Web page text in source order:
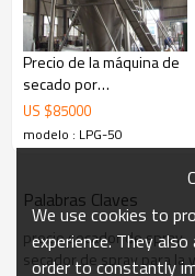
Precio de la máquina de
secado por
pulverización de leche
en polvo LPG-300 para
extracto de aluminio
US $85000
modelo : LPG-50
Palabras Claves
precio secador de spray
secador de spray para la
We use cookies to
experience. They
order to constantly